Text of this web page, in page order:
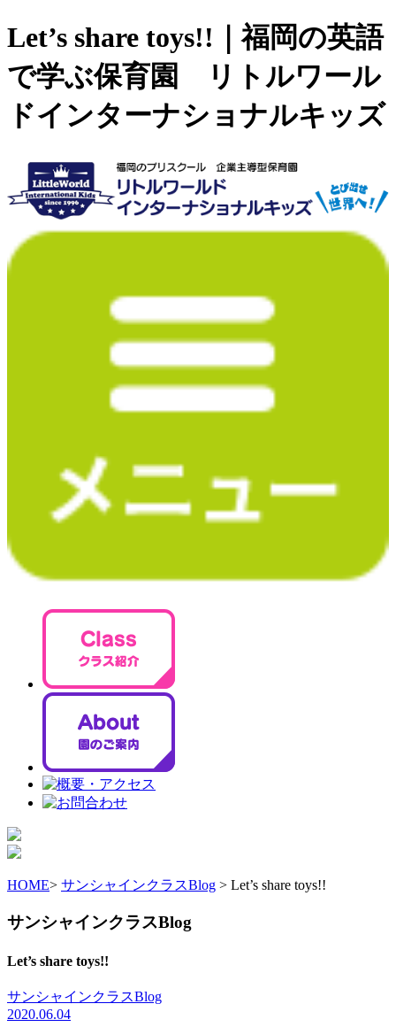
Let’s share toys!!｜福岡の英語
で学ぶ保育園 リトルワール
ドインターナショナルキッズ
HOME> サンシャインクラスBlog > Let’s share toys!!
サンシャインクラスBlog
Let’s share toys!!
サンシャインクラスBlog
2020.06.04